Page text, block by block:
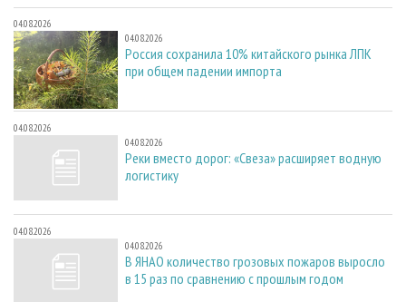
04.08.2026
04.08.2026
Россия сохранила 10% китайского рынка ЛПК
при общем падении импорта
04.08.2026
04.08.2026
Реки вместо дорог: «Свеза» расширяет водную
логистику
04.08.2026
04.08.2026
В ЯНАО количество грозовых пожаров выросло
в 15 раз по сравнению с прошлым годом